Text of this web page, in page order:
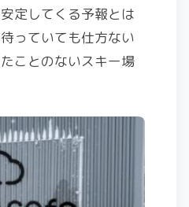
定してくる予報とは
っていても仕方ない
ことのないスキー場